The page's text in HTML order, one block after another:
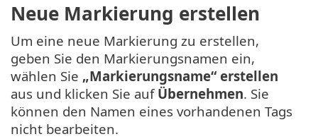
Neue Markierung erstellen
Um eine neue Markierung zu erstellen,
geben Sie den Markierungsnamen ein,
wählen Sie „Markierungsname“ erstellen
aus und klicken Sie auf Übernehmen. Sie
können den Namen eines vorhandenen Tags
nicht bearbeiten.